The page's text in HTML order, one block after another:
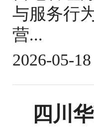
与服务行
营...
2026-05-
四川